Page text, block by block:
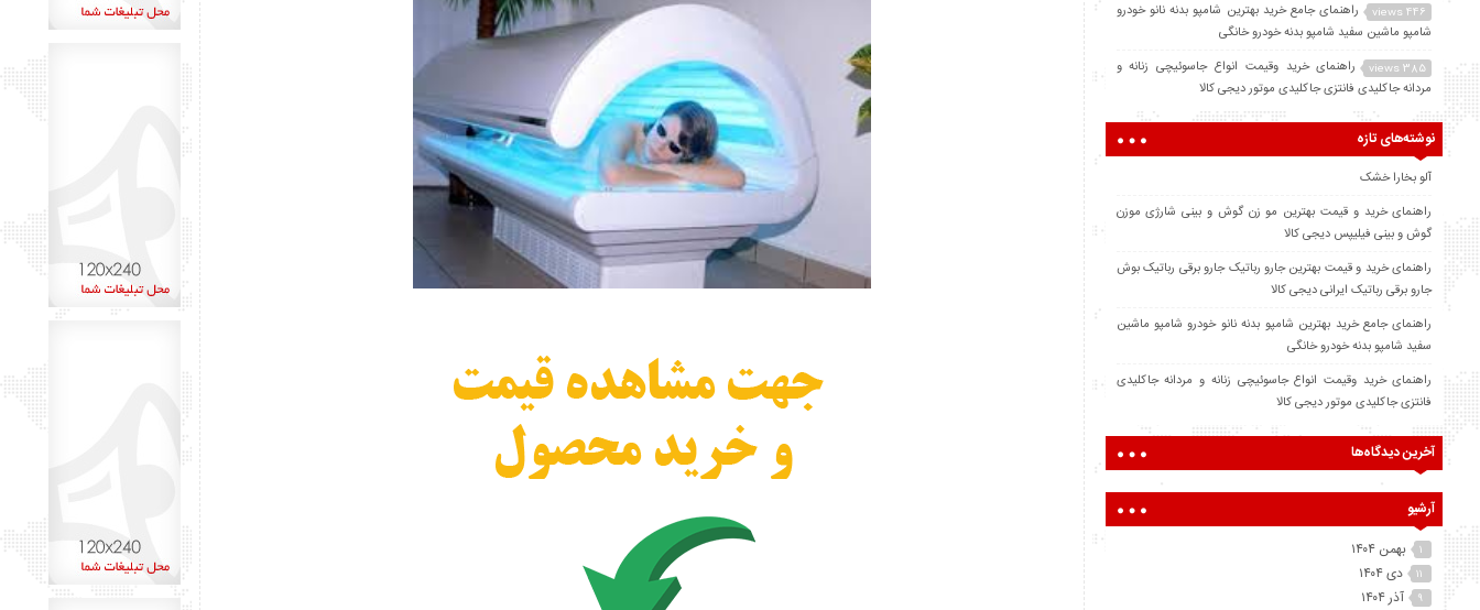
446 views
راهنمای جامع خرید بهترین شامپو بدنه نانو خودرو
شامپو ماشین سفید شامپو بدنه خودرو خانگی
385 views
راهنمای خرید وقیمت انواع جاسوئیچی زنانه و
مردانه جاکلیدی فانتزی جاکلیدی موتور دیجی کالا
نوشته‌های تازه
آلو بخارا خشک
راهنمای خرید و قیمت بهترین مو زن گوش و بینی شارژی موزن
گوش و بینی فیلیپس دیجی کالا
راهنمای خرید و قیمت بهترین جارو رباتیک جارو برقی رباتیک بوش
جارو برقی رباتیک ایرانی دیجی کالا
راهنمای جامع خرید بهترین شامپو بدنه نانو خودرو شامپو ماشین
سفید شامپو بدنه خودرو خانگی
راهنمای خرید وقیمت انواع جاسوئیچی زنانه و مردانه جاکلیدی
فانتزی جاکلیدی موتور دیجی کالا
آخرین دیدگاه‌ها
آرشیو
بهمن ۱۴۰۴
دی ۱۴۰۴
آذر ۱۴۰۴